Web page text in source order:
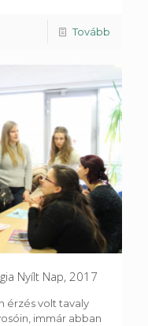
Tovább
Nyílt Nap, 2017
érzés volt tavaly
immár abban